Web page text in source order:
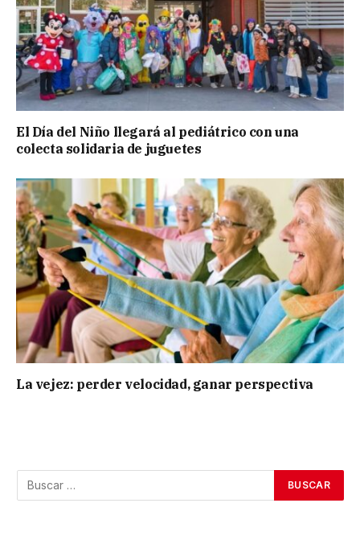
El Día del Niño llegará al pediátrico con una
colecta solidaria de juguetes
La vejez: perder velocidad, ganar perspectiva